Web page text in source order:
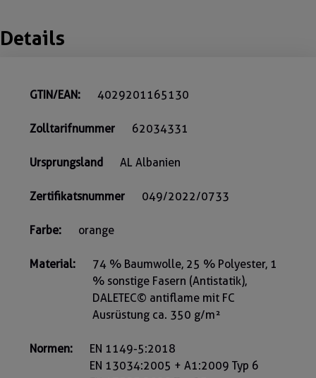
Details
GTIN/EAN: 4029201165130
Zolltarifnummer 62034331
Ursprungsland AL Albanien
Zertifikatsnummer 049/2022/0733
Farbe: orange
Material:
74 % Baumwolle, 25 % Polyester, 1
% sonstige Fasern (Antistatik),
DALETEC© antiflame mit FC
Ausrüstung ca. 350 g/m²
Normen:
EN 1149-5:2018
EN 13034:2005 + A1:2009 Typ 6